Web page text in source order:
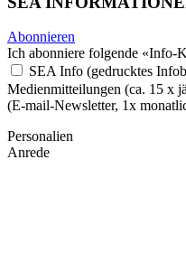
Abonnieren
Ich abonniere folgende «Info-
SEA Info (gedrucktes
Medienmitteilungen (ca. 15 x
(E-mail-Newsletter, 1x
Personalien
Anrede